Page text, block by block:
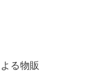
る物販